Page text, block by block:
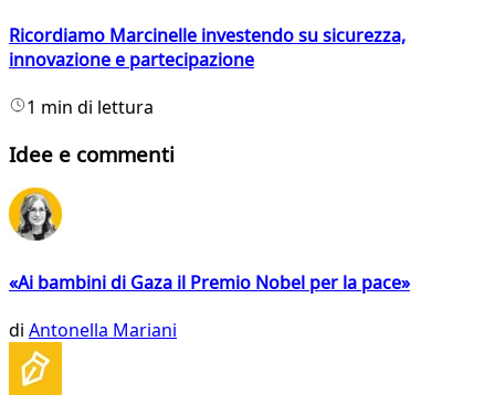
Ricordiamo Marcinelle investendo su sicurezza,
innovazione e partecipazione
1 min di lettura
Idee e commenti
«Ai bambini di Gaza il Premio Nobel per la pace»
di Antonella Mariani